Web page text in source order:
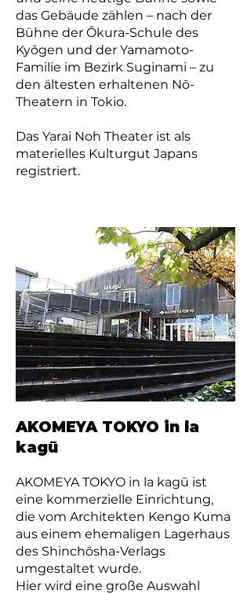
das Gebäude zählen – nach der
Bühne der Ōkura-Schule des
Kyōgen und der Yamamoto-
Familie im Bezirk Suginami – zu
den ältesten erhaltenen Nō-
Theatern in Tokio.
Das Yarai Noh Theater ist als
materielles Kulturgut Japans
registriert.
AKOMEYA TOKYO in la
kagū
AKOMEYA TOKYO in la kagū ist
eine kommerzielle Einrichtung,
die vom Architekten Kengo Kuma
aus einem ehemaligen Lagerhaus
des Shinchōsha-Verlags
umgestaltet wurde.
Hier wird eine große Auswahl